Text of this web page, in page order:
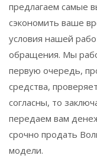
предлагаем самые
сэкономить ваше
условия нашей
обращения. Мы
первую очередь,
средства,
согласны, то
передаем вам
срочно продать
модели.